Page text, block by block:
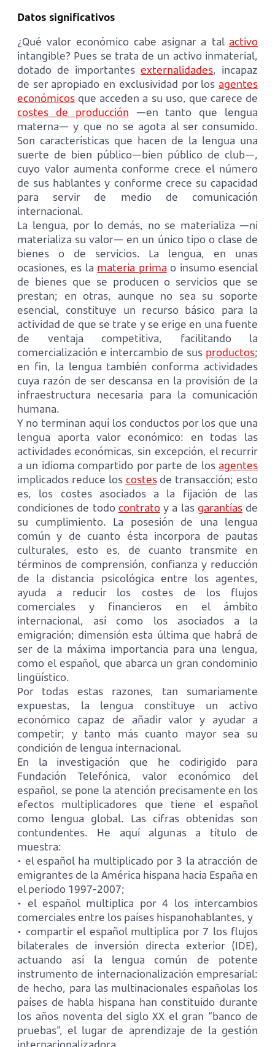
Datos significativos
¿Qué valor económico cabe asignar a tal activo
intangible? Pues se trata de un activo inmaterial,
dotado de importantes externalidades, incapaz
de ser apropiado en exclusividad por los agentes
económicos que acceden a su uso, que carece de
costes de producción —en tanto que lengua
materna— y que no se agota al ser consumido.
Son características que hacen de la lengua una
suerte de bien público—bien público de club—,
cuyo valor aumenta conforme crece el número
de sus hablantes y conforme crece su capacidad
para servir de medio de comunicación
internacional.
La lengua, por lo demás, no se materializa —ni
materializa su valor— en un único tipo o clase de
bienes o de servicios. La lengua, en unas
ocasiones, es la materia prima o insumo esencial
de bienes que se producen o servicios que se
prestan; en otras, aunque no sea su soporte
esencial, constituye un recurso básico para la
actividad de que se trate y se erige en una fuente
de ventaja competitiva, facilitando la
comercialización e intercambio de sus productos;
en fin, la lengua también conforma actividades
cuya razón de ser descansa en la provisión de la
infraestructura necesaria para la comunicación
humana.
Y no terminan aquí los conductos por los que una
lengua aporta valor económico: en todas las
actividades económicas, sin excepción, el recurrir
a un idioma compartido por parte de los agentes
implicados reduce los costesde transacción; esto
es, los costes asociados a la fijación de las
condiciones de todo contratoy a las garantíasde
su cumplimiento. La posesión de una lengua
común y de cuanto ésta incorpora de pautas
culturales, esto es, de cuanto transmite en
términos de comprensión, confianza y reducción
de la distancia psicológica entre los agentes,
ayuda a reducir los costes de los flujos
comerciales y financieros en el ámbito
internacional, así como los asociados a la
emigración; dimensión esta última que habrá de
ser de la máxima importancia para una lengua,
como el español, que abarca un gran condominio
lingüístico.
Por todas estas razones, tan sumariamente
expuestas, la lengua constituye un activo
económico capaz de añadir valor y ayudar a
competir; y tanto más cuanto mayor sea su
condición de lengua internacional.
En la investigación que he codirigido para
Fundación Telefónica, valor económico del
español, se pone la atención precisamente en los
efectos multiplicadores que tiene el español
como lengua global. Las cifras obtenidas son
contundentes. He aquí algunas a título de
muestra:
• el español ha multiplicado por 3 la atracción de
emigrantes de la América hispana hacia España en
el período 1997-2007;
• el español multiplica por 4 los intercambios
comerciales entre los países hispanohablantes, y
• compartir el español multiplica por 7 los flujos
bilaterales de inversión directa exterior (IDE),
actuando así la lengua común de potente
instrumento de internacionalización empresarial:
de hecho, para las multinacionales españolas los
países de habla hispana han constituido durante
los años noventa del siglo XX el gran “banco de
pruebas”, el lugar de aprendizaje de la gestión
internacionalizadora.